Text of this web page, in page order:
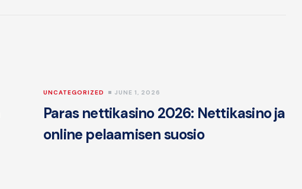
Paras nettikasino 2026: Nettikasino ja
online pelaamisen suosio
UNCATEGORIZED JUNE 1, 2026